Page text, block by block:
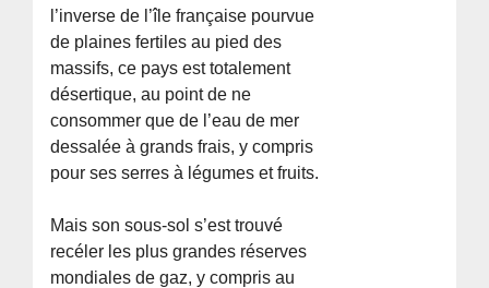
l’inverse de l’île française pourvue
de plaines fertiles au pied des
massifs, ce pays est totalement
désertique, au point de ne
consommer que de l’eau de mer
dessalée à grands frais, y compris
pour ses serres à légumes et fruits.
Mais son sous-sol s’est trouvé
recéler les plus grandes réserves
mondiales de gaz, y compris au